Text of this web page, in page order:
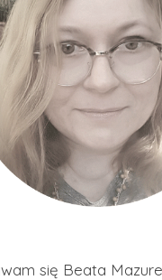
się Beata